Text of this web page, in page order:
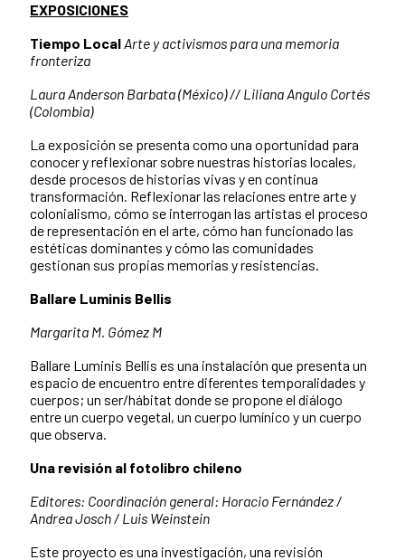
EXPOSICIONES
Tiempo LocalArte y activismos para una memoria
fronteriza
Laura Anderson Barbata (México) // Liliana Angulo Cortés
(Colombia)
La exposición se presenta como una oportunidad para
conocer y reflexionar sobre nuestras historias locales,
desde procesos de historias vivas y en continua
transformación. Reflexionar las relaciones entre arte y
colonialismo, cómo se interrogan las artistas el proceso
de representación en el arte, cómo han funcionado las
estéticas dominantes y cómo las comunidades
gestionan sus propias memorias y resistencias.
Ballare Luminis Bellis
Margarita M. Gómez M
Ballare Luminis Bellis es una instalación que presenta un
espacio de encuentro entre diferentes temporalidades y
cuerpos; un ser/hábitat donde se propone el diálogo
entre un cuerpo vegetal, un cuerpo lumínico y un cuerpo
que observa.
Una revisión al fotolibro chileno
Editores: Coordinación general: Horacio Fernández /
Andrea Josch / Luis Weinstein
Este proyecto es una investigación, una revisión